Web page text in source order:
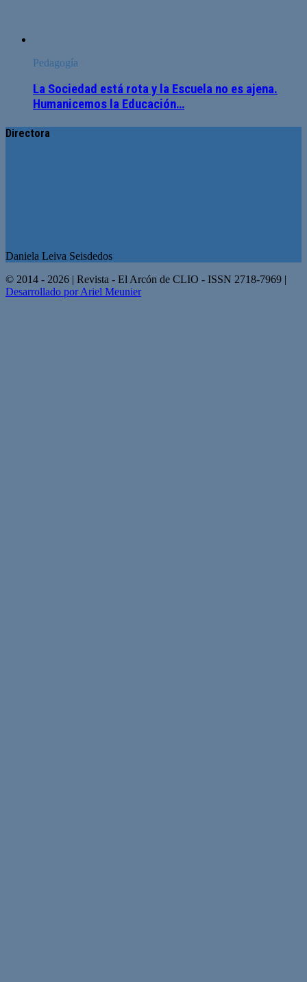
Pedagogía
La Sociedad está rota y la Escuela no es ajena.
Humanicemos la Educación…
Directora
Daniela Leiva Seisdedos
© 2014 - 2026 | Revista - El Arcón de CLIO - ISSN 2718-7969 |
Desarrollado por Ariel Meunier